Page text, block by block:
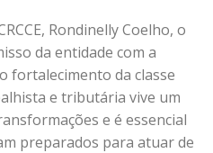
Rondinelly Coelho, o
da entidade com a
fortalecimento da classe
e tributária vive um
e é essencial
preparados para atuar de